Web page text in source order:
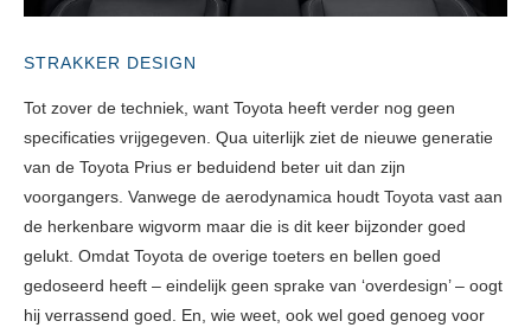
STRAKKER DESIGN
Tot zover de techniek, want Toyota heeft verder nog geen
specificaties vrijgegeven. Qua uiterlijk ziet de nieuwe generatie
van de Toyota Prius er beduidend beter uit dan zijn
voorgangers. Vanwege de aerodynamica houdt Toyota vast aan
de herkenbare wigvorm maar die is dit keer bijzonder goed
gelukt. Omdat Toyota de overige toeters en bellen goed
gedoseerd heeft – eindelijk geen sprake van ‘overdesign’ – oogt
hij verrassend goed. En, wie weet, ook wel goed genoeg voor